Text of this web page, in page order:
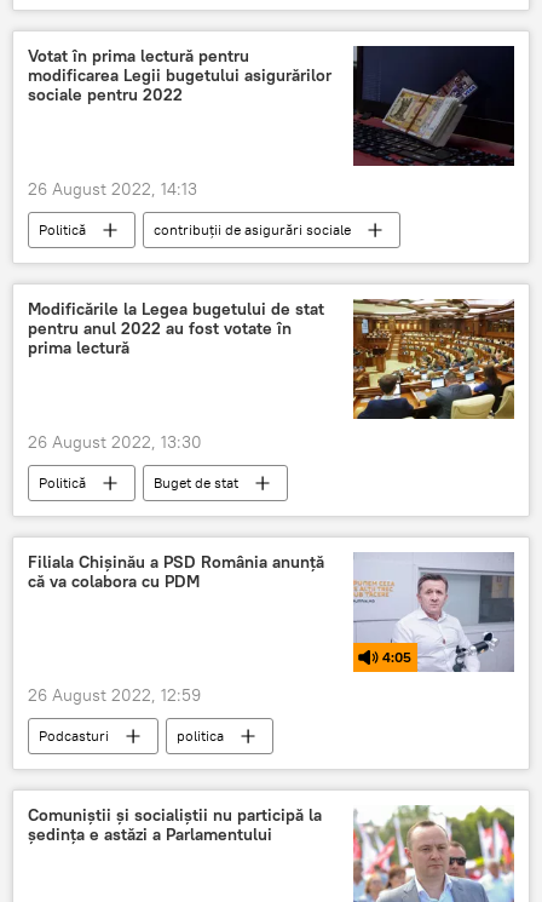
27 august-Ziua Independenței 27 august
Votat în prima lectură pentru
modificarea Legii bugetului asigurărilor
sociale pentru 2022
26 August 2022, 14:13
Politică
contribuții de asigurări sociale
bugetul asigurărilor sociale
Modificările la Legea bugetului de stat
pentru anul 2022 au fost votate în
prima lectură
26 August 2022, 13:30
Politică
Buget de stat
buget de stat prejudiciat
Modificări legislative
Filiala Chișinău a PSD România anunță
că va colabora cu PDM
4:05
26 August 2022, 12:59
Podcasturi politica
Comuniștii și socialiștii nu participă la
ședința e astăzi a Parlamentului